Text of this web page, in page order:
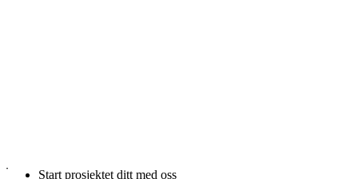
Start prosjektet ditt med oss